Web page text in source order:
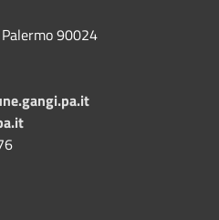
90024